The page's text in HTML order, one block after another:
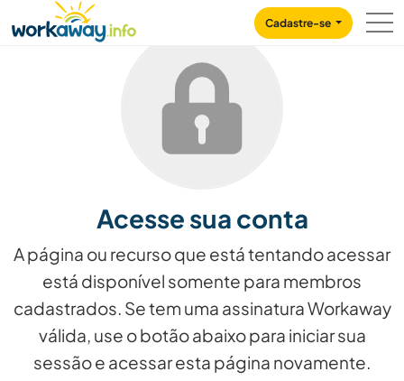
CONTENT
MAIN NAVIGATION
Cadastre-se
Acesse sua conta
A página ou recurso que está tentando acessar
está disponível somente para membros
cadastrados. Se tem uma assinatura Workaway
válida, use o botão abaixo para iniciar sua
sessão e acessar esta página novamente.